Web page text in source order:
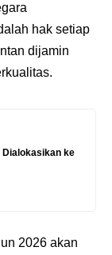
hak setiap
dijamin
Dialokasikan ke
2026 akan